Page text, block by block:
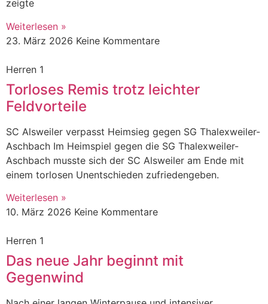
zeigte
Weiterlesen »
23. März 2026 Keine Kommentare
Herren 1
Torloses Remis trotz leichter
Feldvorteile
SC Alsweiler verpasst Heimsieg gegen SG Thalexweiler-
Aschbach Im Heimspiel gegen die SG Thalexweiler-
Aschbach musste sich der SC Alsweiler am Ende mit
einem torlosen Unentschieden zufriedengeben.
Weiterlesen »
10. März 2026 Keine Kommentare
Herren 1
Das neue Jahr beginnt mit
Gegenwind